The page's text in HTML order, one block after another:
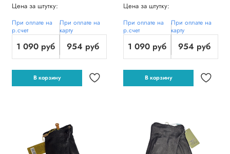
Цена за штутку:
При оплате на
р.счет
1 090 руб
При оплате на
карту
954 руб
В корзину
Цена за штутку:
При оплате на
р.счет
1 090 руб
При оплате на
карту
954 руб
В корзину